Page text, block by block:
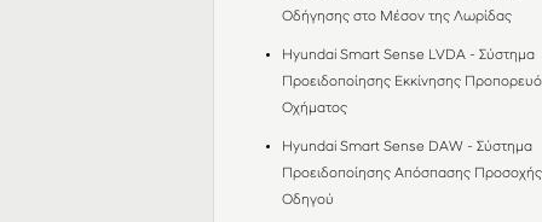
Οδήγησης στο Mέσον της Λωρίδας
Hyundai Smart Sense LVDA - Σύστημα
Προειδοποίησης Εκκίνησης
Οχήματος
Hyundai Smart Sense DAW - Σύστημα
Προειδοποίησης Απόσπασης Προσοχής
Οδηγού